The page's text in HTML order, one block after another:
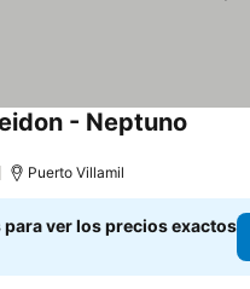
- Neptuno
Puerto Villamil
para ver los precios exactos